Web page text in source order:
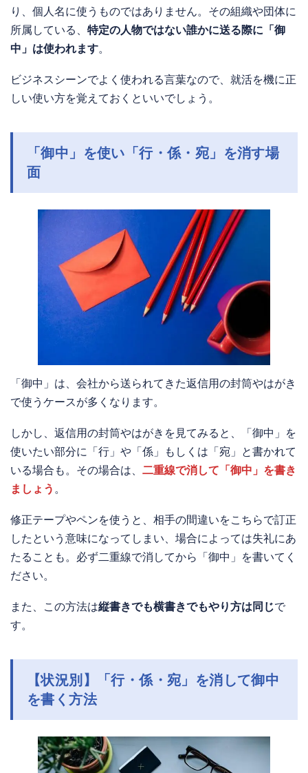
り、個人名に使うものではありません。その組織や団体に
所属している、 特定の人物ではない誰かに送る際に「御
中」は使われます。
ビジネスシーンでよく使われる言葉なので、就活を機に正
しい使い方を覚えておくといいでしょう。
「御中」を使い「行・係・宛」を消す場
面
「御中」は、会社から送られてきた返信用の封筒やはがき
で使うケースが多くなります。
しかし、返信用の封筒やはがきを見てみると、「御中」を
使いたい部分に「行」や「係」もしくは「宛」と書かれて
いる場合も。その場合は、 二重線で消して「御中」を書き
ましょう 。
修正テープやペンを使うと、相手の間違いをこちらで訂正
したという意味になってしまい、場合によっては失礼にあ
たることも。必ず二重線で消してから「御中」を書いてく
ださい。
また、この方法は縦書きでも横書きでもやり方は同じで
す。
【状況別】「行・係・宛」を消して御中
を書く方法